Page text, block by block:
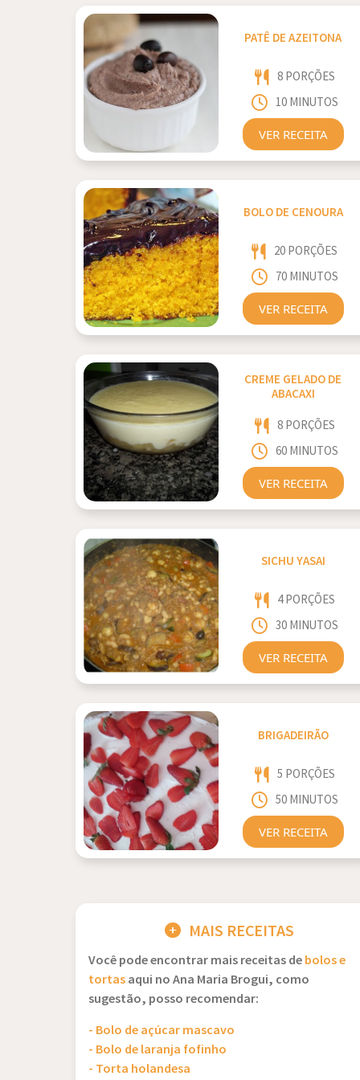
PATÊ DE AZEITONA
8 PORÇÕES
10 MINUTOS
VER RECEITA
BOLO DE CENOURA
20 PORÇÕES
70 MINUTOS
VER RECEITA
CREME GELADO DE
ABACAXI
8 PORÇÕES
60 MINUTOS
VER RECEITA
SICHU YASAI
4 PORÇÕES
30 MINUTOS
VER RECEITA
BRIGADEIRÃO
5 PORÇÕES
50 MINUTOS
VER RECEITA
MAIS RECEITAS
Você pode encontrar mais receitas debolos e
tortasaqui no Ana Maria Brogui, como
sugestão, posso recomendar:
- Bolo de açúcar mascavo
- Bolo de laranja fofinho
- Torta holandesa